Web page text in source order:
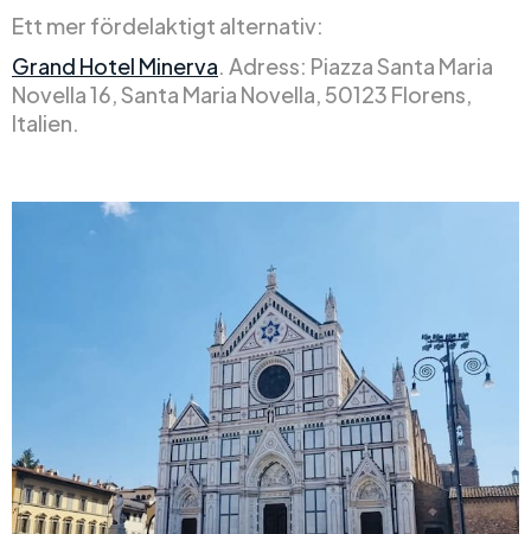
Ett mer fördelaktigt alternativ:
Grand Hotel Minerva. Adress: Piazza Santa Maria
Novella 16, Santa Maria Novella, 50123 Florens,
Italien.